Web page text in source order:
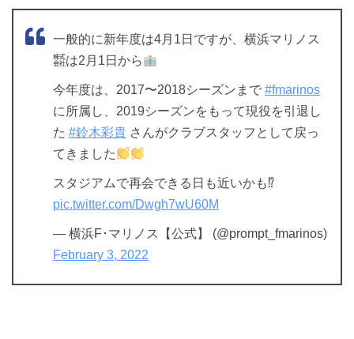
一般的に新年度は4月1日ですが、横浜マリノス
㍿は2月1日から
今年度は、2017〜2018シーズンまで #fmarinos
に所属し、2019シーズンをもって現役を引退し
た #鈴木彩貴 さんがクラブスタッフとして戻っ
てきました
スタジアムで再会できる日も近いかも⁉︎
pic.twitter.com/Dwgh7wU60M
— 横浜F･マリノス【公式】 (@prompt_fmarinos)
February 3, 2022